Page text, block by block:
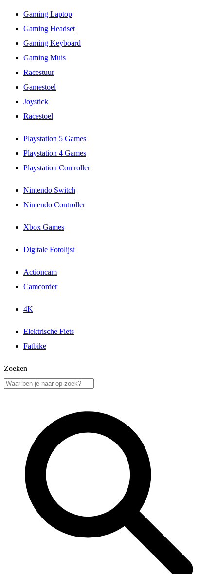
Gaming Laptop
Gaming Headset
Gaming Keyboard
Gaming Muis
Racestuur
Gamestoel
Joystick
Racestoel
Playstation 5 Games
Playstation 4 Games
Playstation Controller
Nintendo Switch
Nintendo Controller
Xbox Games
Digitale Fotolijst
Actioncam
Camcorder
4K
Elektrische Fiets
Fatbike
Zoeken